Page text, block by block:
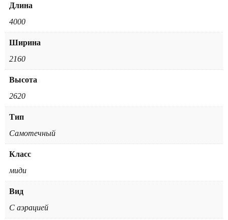
Длина
4000
Ширина
2160
Высота
2620
Тип
Самотечный
Класс
миди
Вид
С аэрацией